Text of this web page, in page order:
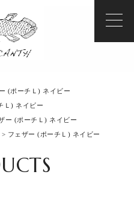
(ポーチＬ) ネイビー
Ｌ) ネイビー
ー (ポーチＬ) ネイビー
> フェザー (ポーチＬ) ネイビー